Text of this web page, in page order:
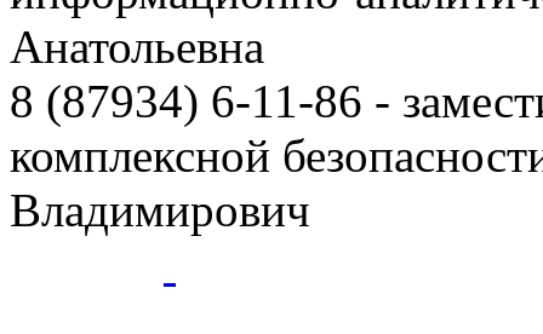
Анатольевна
8 (87934) 6-11-86 -
комплексной
Владимирович